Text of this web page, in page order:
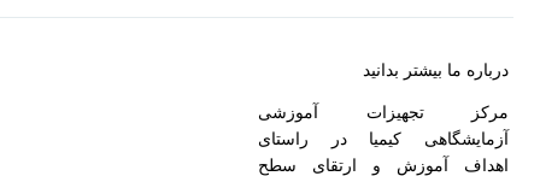
درباره ما بیشتر بدانید
مرکز تجهیزات آموزشی
آزمایشگاهی کیمیا در راستای
اهداف آموزش و ارتقای سطح